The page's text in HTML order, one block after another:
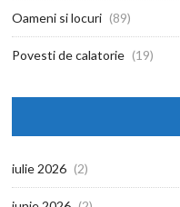
Oameni si locuri (89)
Povesti de calatorie (19)
iulie 2026 (2)